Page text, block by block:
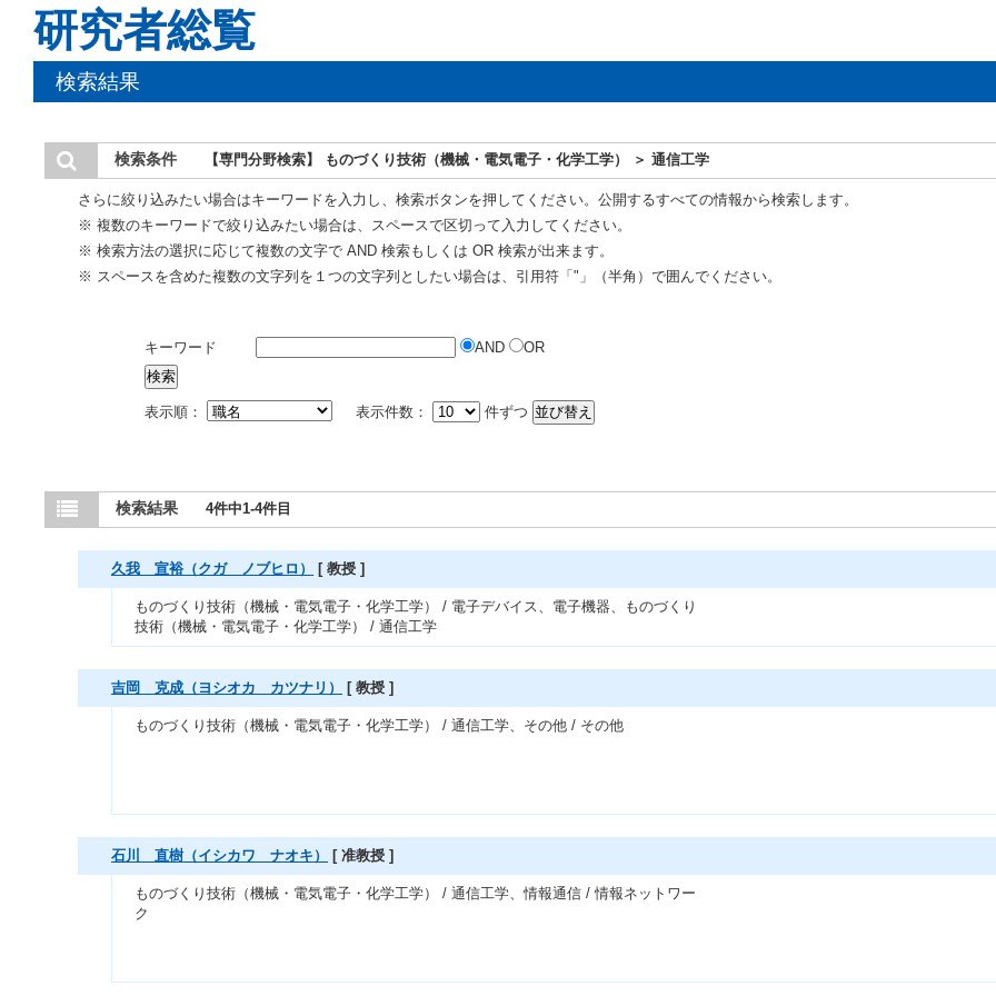
研究者総覧
検索結果
検索条件 【専門分野検索】 ものづくり技術（機械・電気電子・化学工学） ＞ 通信工学
さらに絞り込みたい場合はキーワードを入力し、検索ボタンを押してください。公開するすべての情報から検索します。
※ 複数のキーワードで絞り込みたい場合は、スペースで区切って入力してください。
※ 検索方法の選択に応じて複数の文字で AND 検索もしくは OR 検索が出来ます。
※ スペースを含めた複数の文字列を１つの文字列としたい場合は、引用符「"」（半角）で囲んでください。
キーワード AND OR
表示順： 表示件数： 件ずつ
検索結果 4件中1-4件目
久我 宣裕（クガ ノブヒロ） [ 教授 ]
ものづくり技術（機械・電気電子・化学工学） / 電子デバイス、電子機器、ものづくり
技術（機械・電気電子・化学工学） / 通信工学
吉岡 克成（ヨシオカ カツナリ） [ 教授 ]
ものづくり技術（機械・電気電子・化学工学） / 通信工学、その他 / その他
石川 直樹（イシカワ ナオキ） [ 准教授 ]
ものづくり技術（機械・電気電子・化学工学） / 通信工学、情報通信 / 情報ネットワー
ク